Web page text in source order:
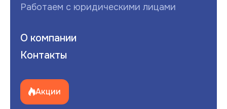
Работаем с юридическими лицами
О компании
Контакты
Акции